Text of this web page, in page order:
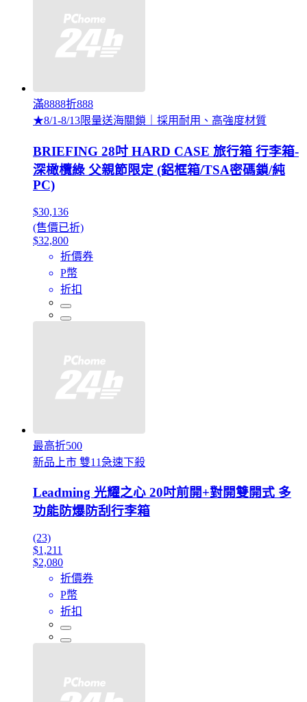
滿8888折888
★8/1-8/13限量送海關鎖｜採用耐用、高強度材質
BRIEFING 28吋 HARD CASE 旅行箱 行李箱-
深橄欖綠 父親節限定 (鋁框箱/TSA密碼鎖/純
PC)
$30,136
(售價已折)
$32,800
折價券
P幣
折扣
最高折500
新品上市 雙11急速下殺
Leadming 光耀之心 20吋前開+對開雙開式 多
功能防爆防刮行李箱
(23)
$1,211
$2,080
折價券
P幣
折扣